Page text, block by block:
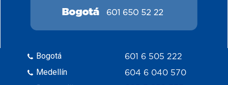
Bogotá
Medellín
601 6 505 222
604 6 040 570